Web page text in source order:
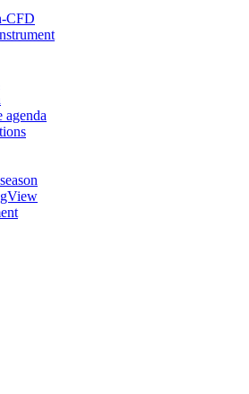
CFD
agenda